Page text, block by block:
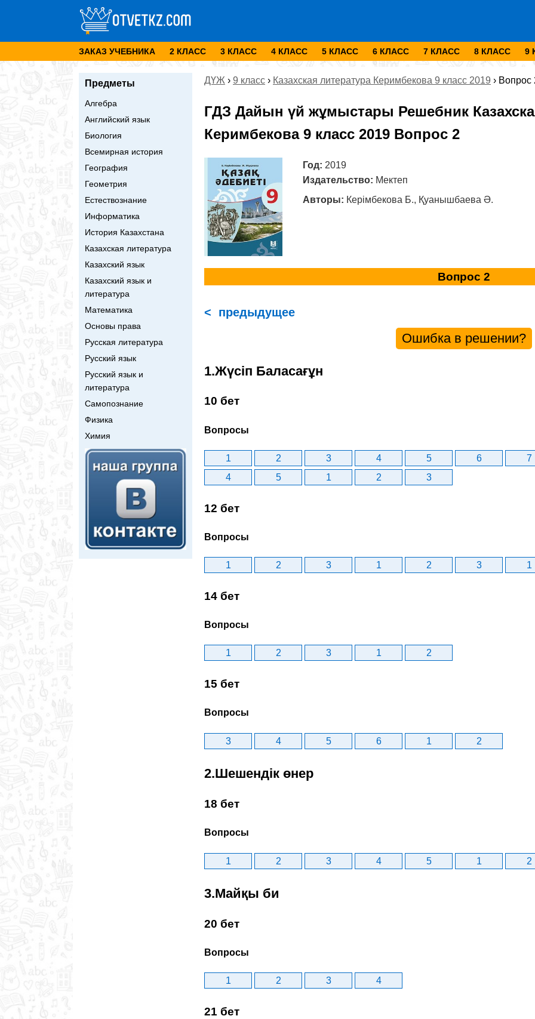
ЗАКАЗ УЧЕБНИКА 2 КЛАСС 3 КЛАСС 4 КЛАСС 5 КЛАСС 6 КЛАСС 7 КЛАСС 8 КЛАСС 9
Предметы
Алгебра
Английский язык
Биология
Всемирная история
География
Геометрия
Естествознание
Информатика
История Казахстана
Казахская литература
Казахский язык
Казахский язык и
литература
Математика
Основы права
Русская литература
Русский язык
Русский язык и
литература
Самопознание
Физика
Химия
ДҮЖ › 9 класс › Казахская литература Керимбекова 9 класс 2019 › Вопрос
ГДЗ Дайын үй жұмыстары Решебник
Керимбекова 9 класс 2019 Вопрос 2
Год: 2019
Издательство: Мектеп
Авторы: Керімбекова Б., Қуанышбаева Ә.
Вопрос 2
< предыдущее
Ошибка в решении?
1.Жүсіп Баласағұн
10 бет
Вопросы
1 2 3 4 5 6
7
4
5 1 2 3
12 бет
Вопросы
1 2 3 1 2 3 1
14 бет
Вопросы
1 2 3 1 2
15 бет
Вопросы
3 4 5 6 1 2
2.Шешендік өнер
18 бет
Вопросы
1 2 3 4 5 1 2
3.Майқы би
20 бет
Вопросы
1 2 3 4
21 бет